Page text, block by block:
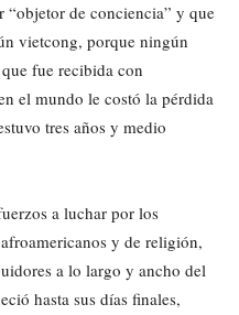
de conciencia” y que
vietcong, porque ningún
fue recibida con
el mundo le costó la pérdida
tres años y medio
a luchar por los
y de religión,
a lo largo y ancho del
hasta sus días finales,